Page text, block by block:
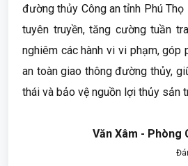
đường thủy Công an tỉnh Phú
tuyên truyền, tăng cường tuần
nghiêm các hành vi vi phạm,
an toàn giao thông đường thủy,
thái và bảo vệ nguồn lợi thủy sản
Văn Xâm - Phòng